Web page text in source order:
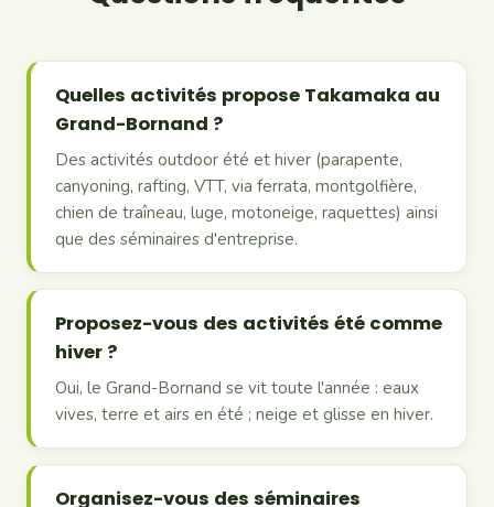
Quelles activités propose Takamaka au
Grand-Bornand ?
Des activités outdoor été et hiver (parapente,
canyoning, rafting, VTT, via ferrata, montgolfière,
chien de traîneau, luge, motoneige, raquettes) ainsi
que des séminaires d'entreprise.
Proposez-vous des activités été comme
hiver ?
Oui, le Grand-Bornand se vit toute l'année : eaux
vives, terre et airs en été ; neige et glisse en hiver.
Organisez-vous des séminaires